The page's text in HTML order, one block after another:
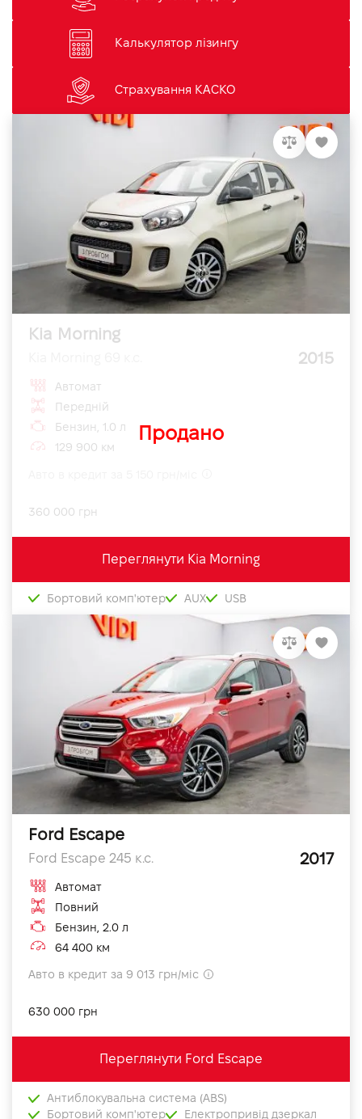
Калькулятор лізингу
Страхування КАСКО
Kia Morning
2015
Продано
Автомат
Передній
Бензин, 1.0 л
129 900 км
360 000 грн
Переглянути Kia Morning
Бортовий комп'ютер AUX USB
Ford Escape
Ford Escape 245 к.с. 2017
Автомат
Повний
Бензин, 2.0 л
64 400 км
Авто в кредит за 9 013 грн/міс
630 000 грн
Переглянути Ford Escape
Антиблокувальна система (ABS)
Бортовий комп'ютер
Електропривід дзеркал